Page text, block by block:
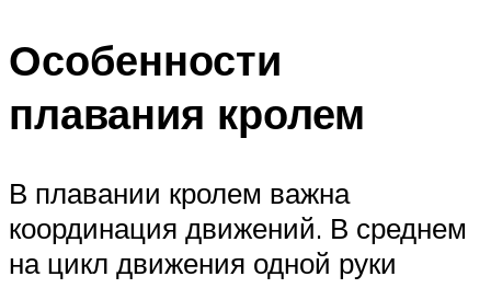
Особенности
плавания кролем
В плавании кролем важна
координация движений. В среднем
на цикл движения одной руки